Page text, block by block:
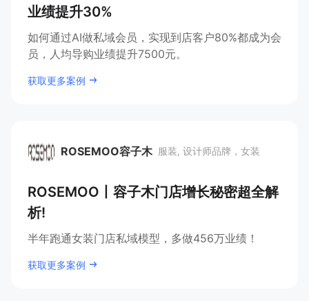
认证服务商
有赞云 数据通服务
业绩提升30%
如何通过AI做私域会员，实现到店客户80%都成为会
员，人均导购业绩提升7500元。
获取更多案例
ROSEMOO容子木 服装, 设计师品牌，女装
ROSEMOO容子木
ROSEMOO丨容子木门店增长秘密超全解
析!
半年跑通女装门店私域模型，多做456万业绩！
获取更多案例